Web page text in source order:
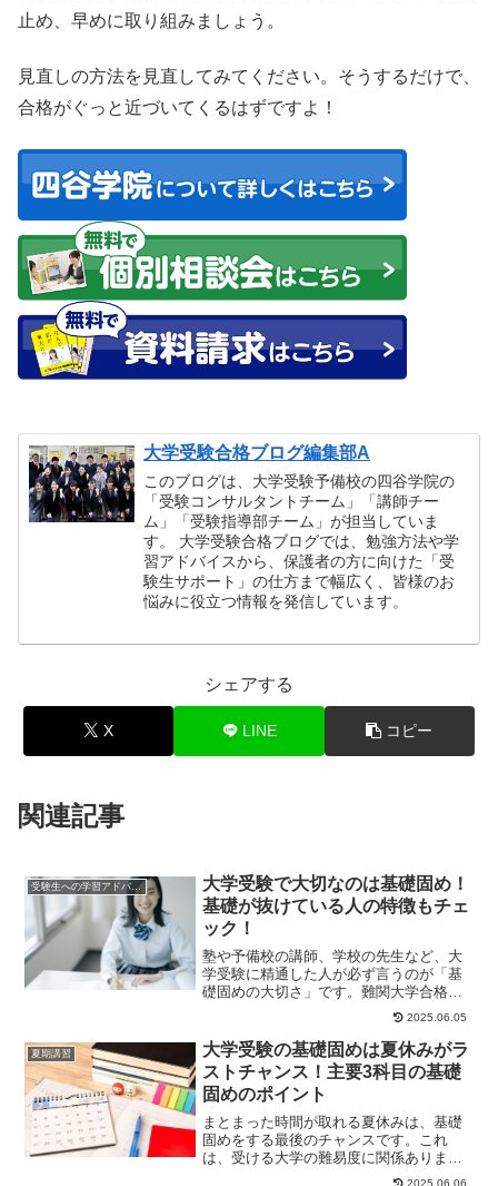
止め、早めに取り組みましょう。
見直しの方法を見直してみてください。 そうするだけで、
合格がぐっと近づいてくるはずですよ！
大学受験合格ブログ編集部A
このブログは、大学受験予備校の四谷学院の
「受験コンサルタントチーム」「講師チー
ム」「受験指導部チーム」が担当していま
す。 大学受験合格ブログでは、勉強方法や学
習アドバイスから、保護者の方に向けた「受
験生サポート」の仕方まで幅広く、皆様のお
悩みに役立つ情報を発信しています。
シェアする
X LINE コピー
関連記事
受験生への学習アドバイス
大学受験で大切なのは基礎固め！
基礎が抜けている人の特徴もチェ
ック！
塾や予備校の講師、学校の先生など、大
学受験に精通した人が必ず言うのが「基
礎固めの大切さ」です。難関大学合格者
の体験記でも「基礎が大切」というコメ
2025.06.05
夏期講習
大学受験の基礎固めは夏休みがラ
ストチャンス！主要3科目の基礎
固めのポイント
まとまった時間が取れる夏休みは、基礎
固めをする最後のチャンスです。これ
は、受ける大学の難易度に関係ありませ
ん。難関大学を志望する受験生でも、基